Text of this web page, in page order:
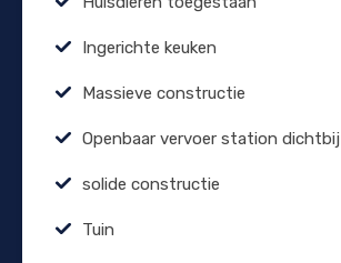
Ingerichte keuken
Massieve constructie
Openbaar vervoer station dichtbij
solide constructie
Tuin